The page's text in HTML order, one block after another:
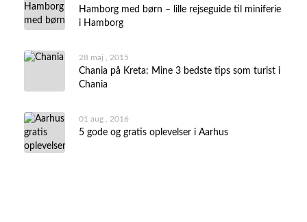
Hamborg med børn – lille rejseguide til miniferie
i Hamborg
28 maj , 2015
Chania på Kreta: Mine 3 bedste tips som turist i
Chania
01 aug , 2016
5 gode og gratis oplevelser i Aarhus